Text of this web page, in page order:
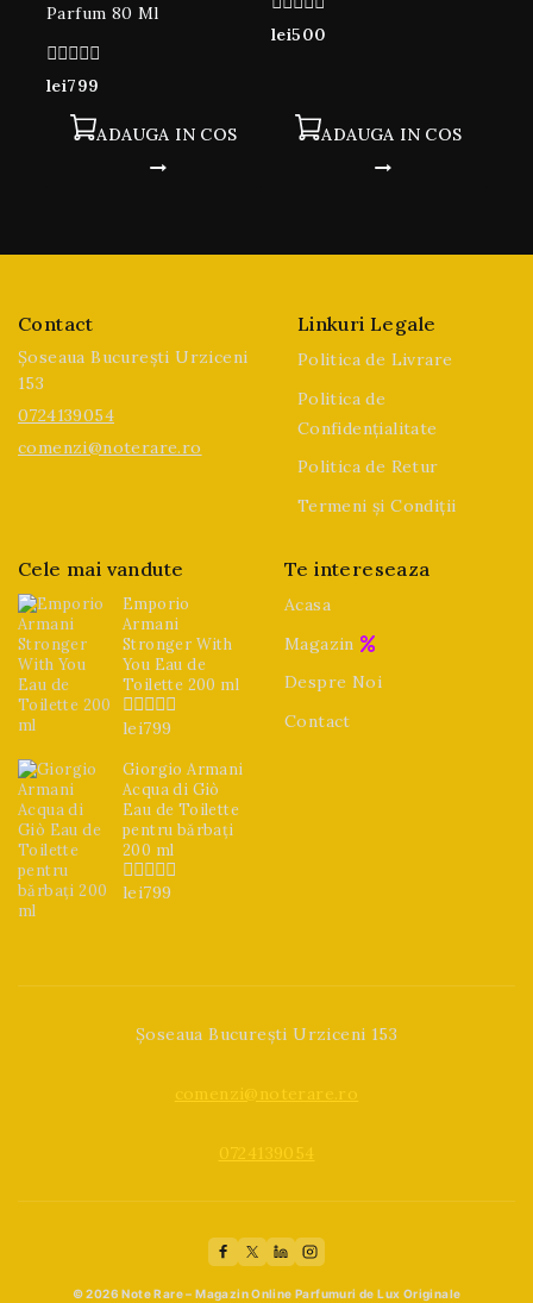
Parfum 80 Ml
0
lei799
ADAUGA IN COS
0
lei500
ADAUGA IN COS
Contact
Șoseaua București Urziceni
153
0724139054
comenzi@noterare.ro
Linkuri Legale
Politica de Livrare
Politica de
Confidențialitate
Politica de Retur
Termeni și Condiții
Cele mai vandute
Emporio
Armani
Stronger With
You Eau de
Toilette 200 ml
0
5
lei799
Giorgio Armani
Acqua di Giò
Eau de Toilette
pentru bărbați
200 ml
0
lei799
Te intereseaza
Acasa
Magazin
Despre Noi
Contact
Șoseaua București Urziceni 153
comenzi@noterare.ro
0724139054
© 2026 Note Rare – Magazin Online Parfumuri de Lux Originale